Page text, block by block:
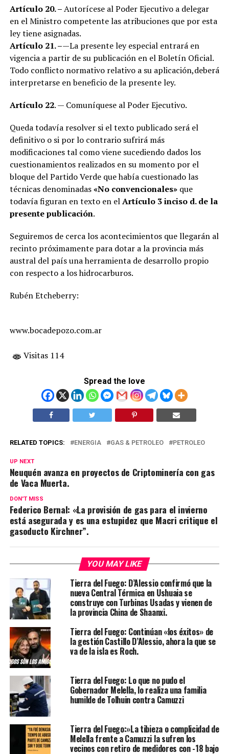
Artículo 20. –Autorícese al Poder Ejecutivo a delegar
en el Ministro competente las atribuciones que por esta
ley tiene asignadas.
Artículo 21. –—La presente ley especial entrará en
vigencia a partir de su publicación en el Boletín Oficial.
Todo conflicto normativo relativo a su aplicación,deberá
interpretarse en beneficio de la presente ley.
Artículo 22. — Comuníquese al Poder Ejecutivo.
Queda todavía resolver si el texto publicado será el
definitivo o si por lo contrario sufrirá más
modificaciones tal como viene sucediendo dados los
cuestionamientos realizados en su momento por el
bloque del Partido Verde que había cuestionado las
técnicas denominadas«No convencionales»que
todavía figuran en texto en elArtículo 3 inciso d. de la
presente publicación.
Seguiremos de cerca los acontecimientos que llegarán al
recinto próximamente para dotar a la provincia más
austral del país una herramienta de desarrollo propio
con respecto a los hidrocarburos.
Rubén Etcheberry:
www.bocadepozo.com.ar
Visitas 114
Spread the love
RELATED TOPICS: ENERGIA GAS & PETROLEO PETROLEO
UP NEXT
Neuquén avanza en proyectos de Criptominería con gas
de Vaca Muerta.
DON'T MISS
Federico Bernal: «La provisión de gas para el invierno
está asegurada y es una estupidez que Macri critique el
gasoducto Kirchner”.
YOU MAY LIKE
Tierra del Fuego: D’Alessio confirmó que la
nueva Central Térmica en Ushuaia se
construye con Turbinas Usadas y vienen de
la provincia China de Shaanxi.
Tierra del Fuego: Continúan «los éxitos» de
la gestión Castillo D’Alessio, ahora la que se
va de la isla es Roch.
Tierra del Fuego: Lo que no pudo el
Gobernador Melella, lo realiza una familia
humilde de Tolhuin contra Camuzzi
Tierra del Fuego:»La tibieza o complicidad de
Melella frente a Camuzzi la sufren los
vecinos con retiro de medidores con -18 bajo